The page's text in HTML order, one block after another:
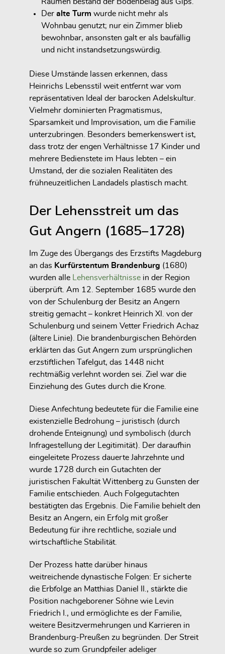
Räumen bestand der Bodenbelag aus Gips.
Der alte Turm wurde nicht mehr als
Wohnbau genutzt; nur ein Zimmer blieb
bewohnbar, ansonsten galt er als baufällig
und nicht instandsetzungswürdig.
Diese Umstände lassen erkennen, dass
Heinrichs Lebensstil weit entfernt war vom
repräsentativen Ideal der barocken Adelskultur.
Vielmehr dominierten Pragmatismus,
Sparsamkeit und Improvisation, um die Familie
unterzubringen. Besonders bemerkenswert ist,
dass trotz der engen Verhältnisse 17 Kinder und
mehrere Bedienstete im Haus lebten – ein
Umstand, der die sozialen Realitäten des
frühneuzeitlichen Landadels plastisch macht.
Der Lehensstreit um das
Gut Angern (1685–1728)
Im Zuge des Übergangs des Erzstifts Magdeburg
an das Kurfürstentum Brandenburg (1680)
wurden alle Lehensverhältnisse in der Region
überprüft. Am 12. September 1685 wurde den
von der Schulenburg der Besitz an Angern
streitig gemacht – konkret Heinrich XI. von der
Schulenburg und seinem Vetter Friedrich Achaz
(ältere Linie). Die brandenburgischen Behörden
erklärten das Gut Angern zum ursprünglichen
erzstiftlichen Tafelgut, das 1448 nicht
rechtmäßig verlehnt worden sei. Ziel war die
Einziehung des Gutes durch die Krone.
Diese Anfechtung bedeutete für die Familie eine
existenzielle Bedrohung – juristisch (durch
drohende Enteignung) und symbolisch (durch
Infragestellung der Legitimität). Der daraufhin
eingeleitete Prozess dauerte Jahrzehnte und
wurde 1728 durch ein Gutachten der
juristischen Fakultät Wittenberg zu Gunsten der
Familie entschieden. Auch Folgegutachten
bestätigten das Ergebnis. Die Familie behielt den
Besitz an Angern, ein Erfolg mit großer
Bedeutung für ihre rechtliche, soziale und
wirtschaftliche Stabilität.
Der Prozess hatte darüber hinaus
weitreichende dynastische Folgen: Er sicherte
die Erbfolge an Matthias Daniel II. , stärkte die
Position nachgeborener Söhne wie
Levin
Friedrich I. , und ermöglichte es der Familie,
weitere Besitzvermehrungen und Karrieren in
Brandenburg-Preußen zu begründen. Der Streit
wurde so zum Grundpfeiler adeliger